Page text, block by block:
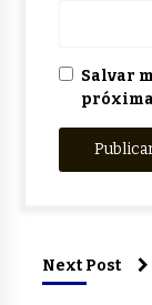
Salvar
próxima
Next Post